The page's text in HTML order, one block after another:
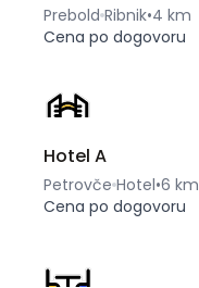
Prebold Ribnik•4 km
Cena po dogovoru
Hotel A
Petrovče Hotel•6 km
Cena po dogovoru